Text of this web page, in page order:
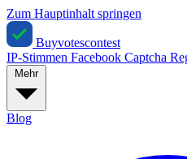
Zum Hauptinhalt springen
Buyvotescontest
IP-Stimmen Facebook Captcha
Mehr
Blog